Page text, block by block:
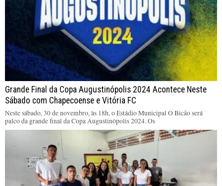
Grande Final da Copa Augustinópolis 2024 Acontece Neste
Sábado com Chapecoense e Vitória FC
Neste sábado, 30 de novembro, às 18h, o Estádio Municipal O Bicão será
palco da grande final da Copa Augustinópolis 2024. Os